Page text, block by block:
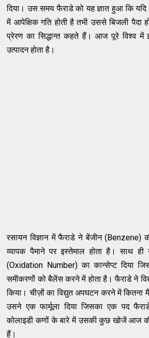
दिया। उस समय फैराडे को यह ज्ञात हुआ कि
में आपेक्षिक गति होती है तभी उससे बिजली पैदा
प्रेरण का सिद्धान्त कहते हैं। आज पूरे विश्व में
उत्पादन होता है।
रसायन विज्ञान में फैराडे ने बेंजीन
व्यापक पैमाने पर इस्तेमाल होता है। साथ
(Oxidation Number) का कान्सेप्ट दिया
समीकरणों को बैलेंस करने में होता है। फैराडे ने
किया। चीज़ों का विद्युत अपघटन करने में कितना
उसने एक फार्मूला दिया जिसका एक पद
कोलाइडी कणों के बारे में उसकी कुछ खोजें आज
हैं।